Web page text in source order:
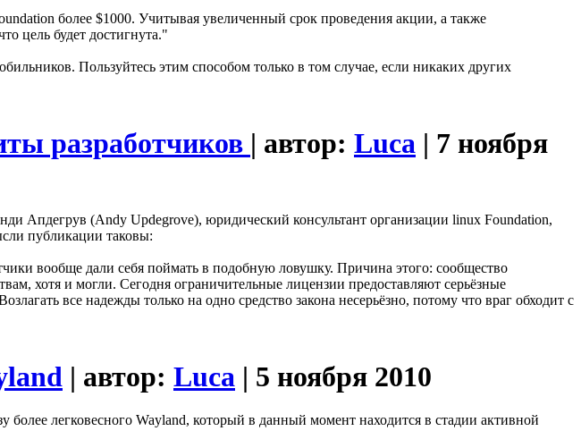
более $1000. Учитывая увеличенный срок проведения акции, а также
цель будет достигнута."
Пользуйтесь этим способом только в том случае, если никаких других
разработчиков | автор: Luca | 7 ноября
Апдегрув (Andy Updegrove), юридический консультант организации linux Foundation,
публикации таковы:
вообще дали себя поймать в подобную ловушку. Причина этого: сообщество
хотя и могли. Сегодня ограничительные лицензии предоставляют серьёзные
все надежды только на одно средство закона несерьёзно, потому что враг обходит с
| автор: Luca | 5 ноября 2010
легковесного Wayland, который в данный момент находится в стадии активной